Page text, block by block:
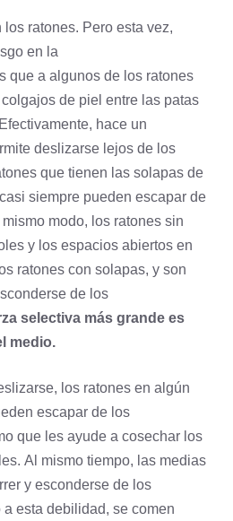
ratones. Pero esta vez,
en la
que a algunos de los ratones
de piel entre las patas
hace un
deslizarse lejos de los
que tienen las solapas de
siempre pueden escapar de
modo, los ratones sin
y los espacios abiertos en
ratones con solapas, y son
de los
selectiva más grande es
medio.
los ratones en algún
escapar de los
que les ayude a cosechar los
Al mismo tiempo, las medias
y esconderse de los
esta debilidad, se comen